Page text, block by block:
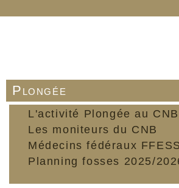
Plongée
L'activité Plongée au CNB
Les moniteurs du CNB
Médecins fédéraux
Planning fosses 2025/